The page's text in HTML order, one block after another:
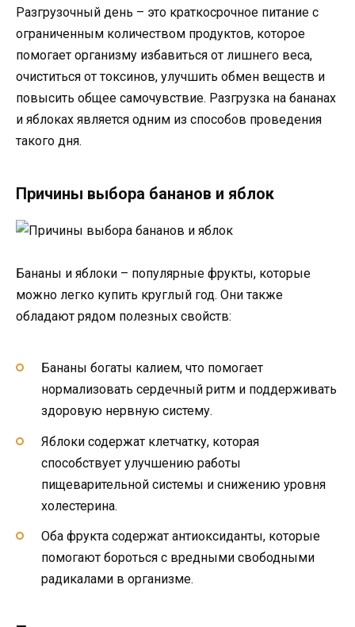
Разгрузочный день – это краткосрочное питание с
ограниченным количеством продуктов, которое
помогает организму избавиться от лишнего веса,
очиститься от токсинов, улучшить обмен веществ и
повысить общее самочувствие. Разгрузка на бананах
и яблоках является одним из способов проведения
такого дня.
Причины выбора бананов и яблок
Бананы и яблоки – популярные фрукты, которые
можно легко купить круглый год. Они также
обладают рядом полезных свойств:
Бананы богаты калием, что помогает
нормализовать сердечный ритм и поддерживать
здоровую нервную систему.
Яблоки содержат клетчатку, которая
способствует улучшению работы
пищеварительной системы и снижению уровня
холестерина.
Оба фрукта содержат антиоксиданты, которые
помогают бороться с вредными свободными
радикалами в организме.